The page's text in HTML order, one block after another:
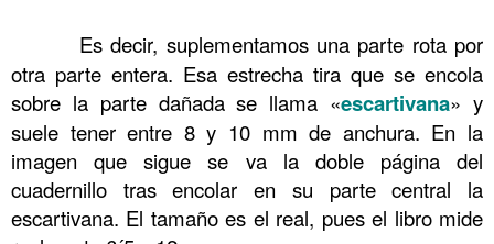
Es decir, suplementamos una parte rota por
otra parte entera. Esa estrecha tira que se encola
sobre la parte dañada se llama «escartivana» y
suele tener entre 8 y 10 mm de anchura. En la
imagen que sigue se va la doble página del
cuadernillo tras encolar en su parte central la
escartivana. El tamaño es el real, pues el libro mide